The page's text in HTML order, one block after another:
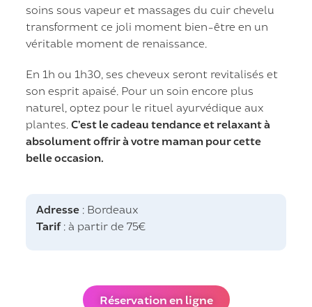
soins sous vapeur et massages du cuir chevelu
transforment ce joli moment bien-être en un
véritable moment de renaissance.
En 1h ou 1h30, ses cheveux seront revitalisés et
son esprit apaisé. Pour un soin encore plus
naturel, optez pour le rituel ayurvédique aux
plantes.C’est le cadeau tendance et relaxant à
absolument offrir à votre maman pour cette
belle occasion.
Adresse : Bordeaux
Tarif: à partir de 75€
Réservation en ligne